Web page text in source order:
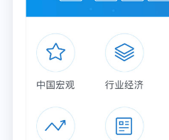
参考资料：
https://
relating-to-time-of-flight-